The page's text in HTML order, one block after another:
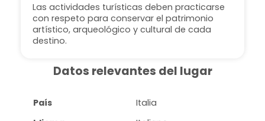
Las actividades turísticas deben practicarse
con respeto para conservar el patrimonio
artístico, arqueológico y cultural de cada
destino.
Datos relevantes del lugar
País
Italia